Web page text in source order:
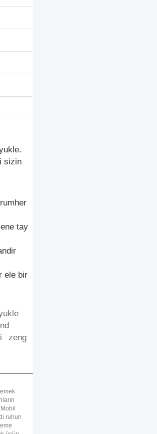
sizin
tay
ele bir
zeng
ruhun